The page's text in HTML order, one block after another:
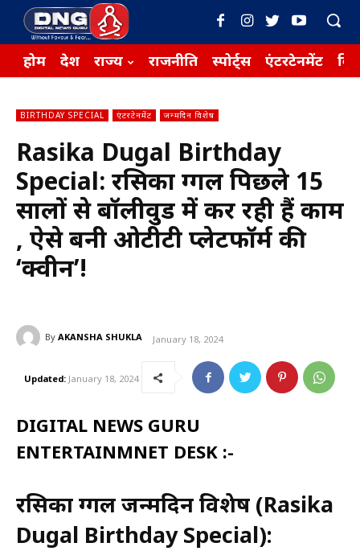
होम देश राज्य राजनीति स्पोर्ट्स एंटरटेनमेंट
BIRTHDAY SPECIAL एंटरटेनमेंट जन्मदिन विशेष
Rasika Dugal Birthday
Special: रसिका दुग्गल पिछले 15
सालों से बॉलीवुड में कर रही हैं काम
, ऐसे बनी ओटीटी प्लेटफॉर्म की
‘क्वीन’!
By AKANSHA SHUKLA January 18, 2024
Updated: January 18, 2024
DIGITAL NEWS GURU
ENTERTAINMNET DESK :-
रसिका दुग्गल जन्मदिन विशेष (Rasika
Dugal Birthday Special):